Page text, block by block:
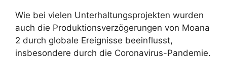
Wie bei vielen Unterhaltungsprojekten wurden
auch die Produktionsverzögerungen von Moana
2 durch globale Ereignisse beeinflusst,
insbesondere durch die Coronavirus-Pandemie.